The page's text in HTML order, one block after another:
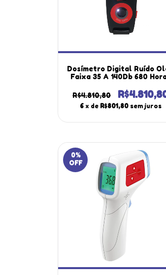
Dosímetro Digital Ruído
Faixa 35 A 140Db 680
Microfone Dos-1000x
Portátil Maleta
R$4.810,80
6 x de R$801,80 sem juros
0%
OFF